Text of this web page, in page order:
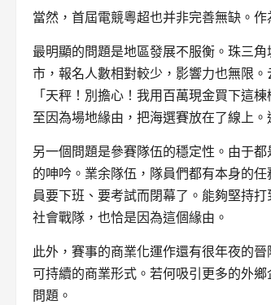
當然，首屆電競粵超也并非完善無缺。
最明顯的問題是地區發展不服衡。珠三
市，報名人數相對較少，影響力也無限
「天秤！別擔心！我用百萬現金買下這
至因為場地緣由，把海選賽放在了線上
另一個問題是參賽隊伍的穩定性。由于
的呻吟。業余隊伍，隊員們都有本身的
員要下班、要考試而閉幕了。能夠堅持
社會戰隊，也恰是因為這個緣由。
此外，賽事的商業化運作還有很年夜的
可持續的商業形式。若何吸引更多的外
問題。